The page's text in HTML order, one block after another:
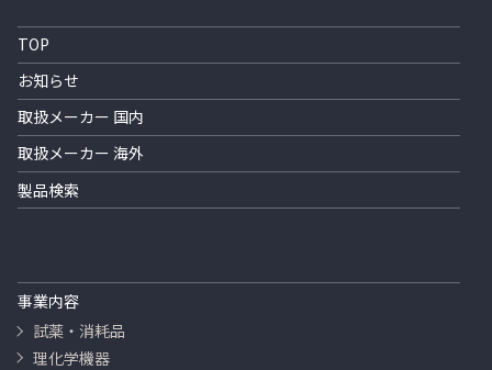
TOP
お知らせ
取扱メーカー 国内
取扱メーカー 海外
製品検索
事業内容
試薬・消耗品
理化学機器